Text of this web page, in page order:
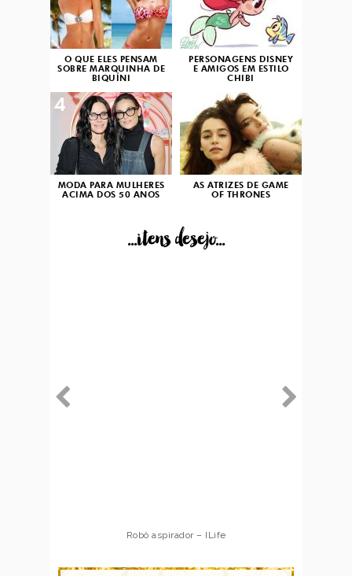
O QUE ELES PENSAM
SOBRE MARQUINHA DE
BIQUÍNI
PERSONAGENS DISNEY
E AMIGOS EM ESTILO
CHIBI
MODA PARA MULHERES
ACIMA DOS 50 ANOS
4
AS ATRIZES DE GAME
OF THRONES
...itens desejo...
Robô aspirador – ILife